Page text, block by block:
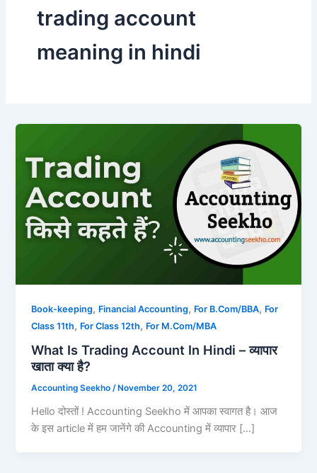
trading account
meaning in hindi
Book-keeping, Financial Accounting, For B.Com/BBA, For
Class 11th, For Class 12th, For M.Com/MBA
What Is Trading Account In Hindi – व्यापार
खाता क्या है?
Accounting Seekho/ November 20, 2021
Hello दोस्तों ! Accounting Seekho में आपका स्वागत है। आज
के इस article में हम जानेंगे की Accounting में व्यापार […]